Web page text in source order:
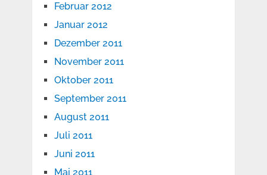
Februar 2012
Januar 2012
Dezember 2011
November 2011
Oktober 2011
September 2011
August 2011
Juli 2011
Juni 2011
Mai 2011